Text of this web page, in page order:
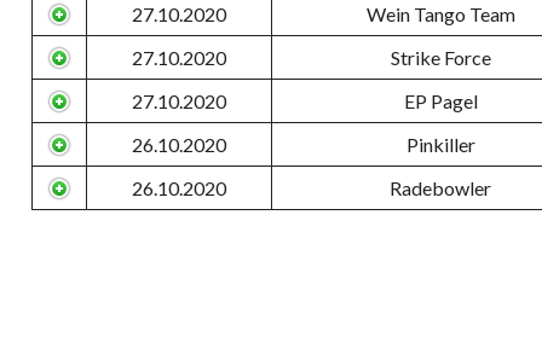
27.10.2020
Wein Tango Team
27.10.2020
Strike Force
27.10.2020
EP Pagel
26.10.2020
Pinkiller
26.10.2020
Radebowler